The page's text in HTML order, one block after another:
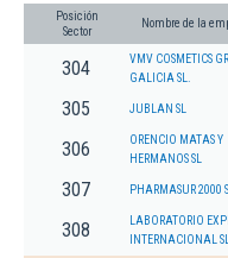
Posición
Sector
Nombre de la
304
VMV COSMETICS
GALICIA SL.
305 JUBLAN SL
306
ORENCIO MATAS Y
HERMANOS SL
307 PHARMASUR 2000
308
LABORATORIO
INTERNACIONAL SL.